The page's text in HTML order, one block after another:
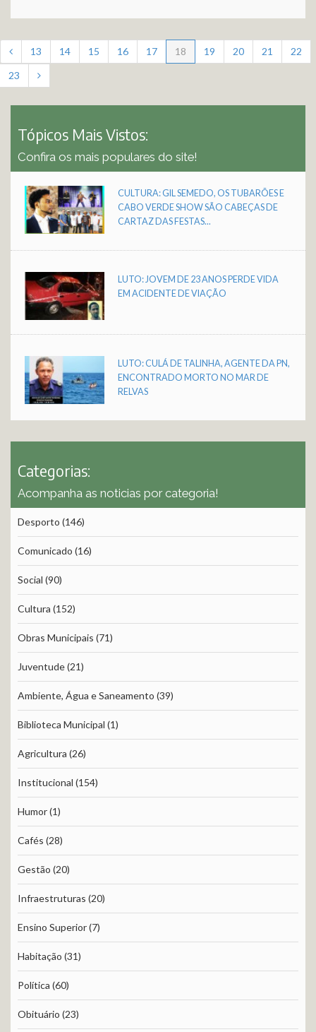
13 14 15 16 17 18 19 20 21
22
23
Tópicos Mais Vistos:
Confira os mais populares do site!
CULTURA: GIL SEMEDO, OS TUBARÕES E
CABO VERDE SHOW SÃO CABEÇAS DE
CARTAZ DAS FESTAS...
LUTO: JOVEM DE 23 ANOS PERDE VIDA
EM ACIDENTE DE VIAÇÃO
LUTO: CULÁ DE TALINHA, AGENTE DA PN,
ENCONTRADO MORTO NO MAR DE
RELVAS
Categorias:
Acompanha as noticias por categoria!
Desporto (146)
Comunicado (16)
Social (90)
Cultura (152)
Obras Municipais (71)
Juventude(21)
Ambiente, Água e Saneamento (39)
Biblioteca Municipal (1)
Agricultura (26)
Institucional (154)
Humor(1)
Cafés (28)
Gestão (20)
Infraestruturas (20)
Ensino Superior(7)
Habitação (31)
Política (60)
Obituário (23)